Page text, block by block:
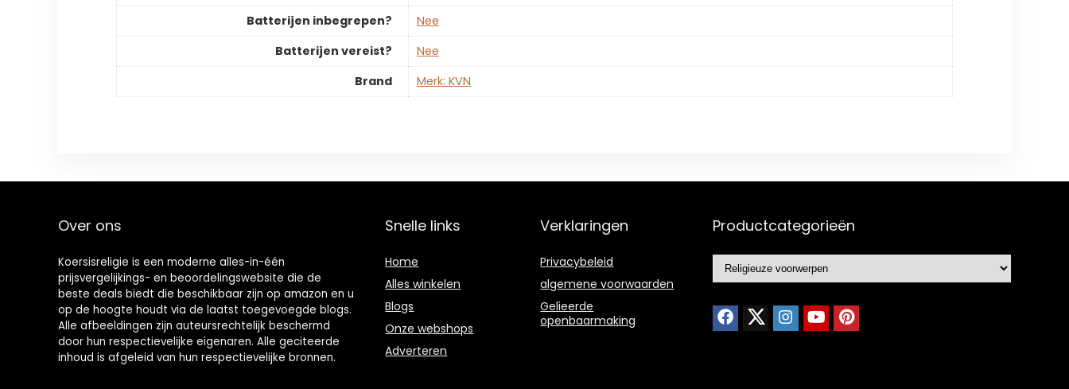
Batterijen inbegrepen?
‎Nee
Batterijen vereist?
‎Nee
Brand
Merk: KVN
Over ons
Koersisreligie is een moderne alles-in-één
prijsvergelijkings- en beoordelingswebsite die de
beste deals biedt die beschikbaar zijn op amazon en u
op de hoogte houdt via de laatst toegevoegde blogs.
Alle afbeeldingen zijn auteursrechtelijk beschermd
door hun respectievelijke eigenaren. Alle geciteerde
inhoud is afgeleid van hun respectievelijke bronnen.
Snelle links
Home
Alles winkelen
Blogs
Onze webshops
Adverteren
Verklaringen
Privacybeleid
algemene voorwaarden
Gelieerde
openbaarmaking
Productcategorieën